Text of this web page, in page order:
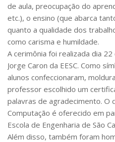
de aula, preocupação do
etc.), o ensino (que abarca
quanto a qualidade dos
como carisma e humildade.
A cerimônia foi realizada dia
Jorge Caron da EESC. Como
alunos confeccionaram,
professor escolhido um
palavras de agradecimento. O
Computação é oferecido em
Escola de Engenharia de São
Além disso, também foram